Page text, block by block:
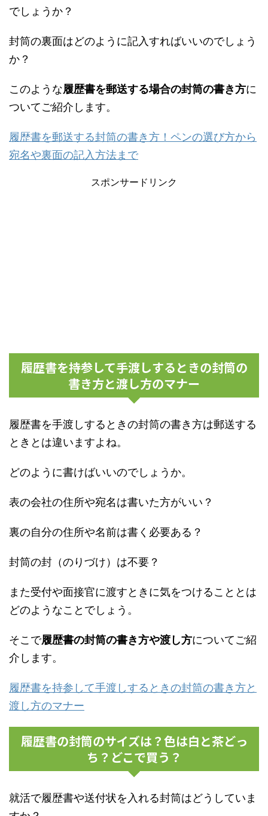
でしょうか？
封筒の裏面はどのように記入すればいいのでしょう
か？
このような履歴書を郵送する場合の封筒の書き方に
ついてご紹介します。
履歴書を郵送する封筒の書き方！ペンの選び方から
宛名や裏面の記入方法まで
スポンサードリンク
履歴書を持参して手渡しするときの封筒の
書き方と渡し方のマナー
履歴書を手渡しするときの封筒の書き方は郵送する
ときとは違いますよね。
どのように書けばいいのでしょうか。
表の会社の住所や宛名は書いた方がいい？
裏の自分の住所や名前は書く必要ある？
封筒の封（のりづけ）は不要？
また受付や面接官に渡すときに気をつけることとは
どのようなことでしょう。
そこで履歴書の封筒の書き方や渡し方についてご紹
介します。
履歴書を持参して手渡しするときの封筒の書き方と
渡し方のマナー
履歴書の封筒のサイズは？色は白と茶どっ
ち？どこで買う？
就活で履歴書や送付状を入れる封筒はどうしていま